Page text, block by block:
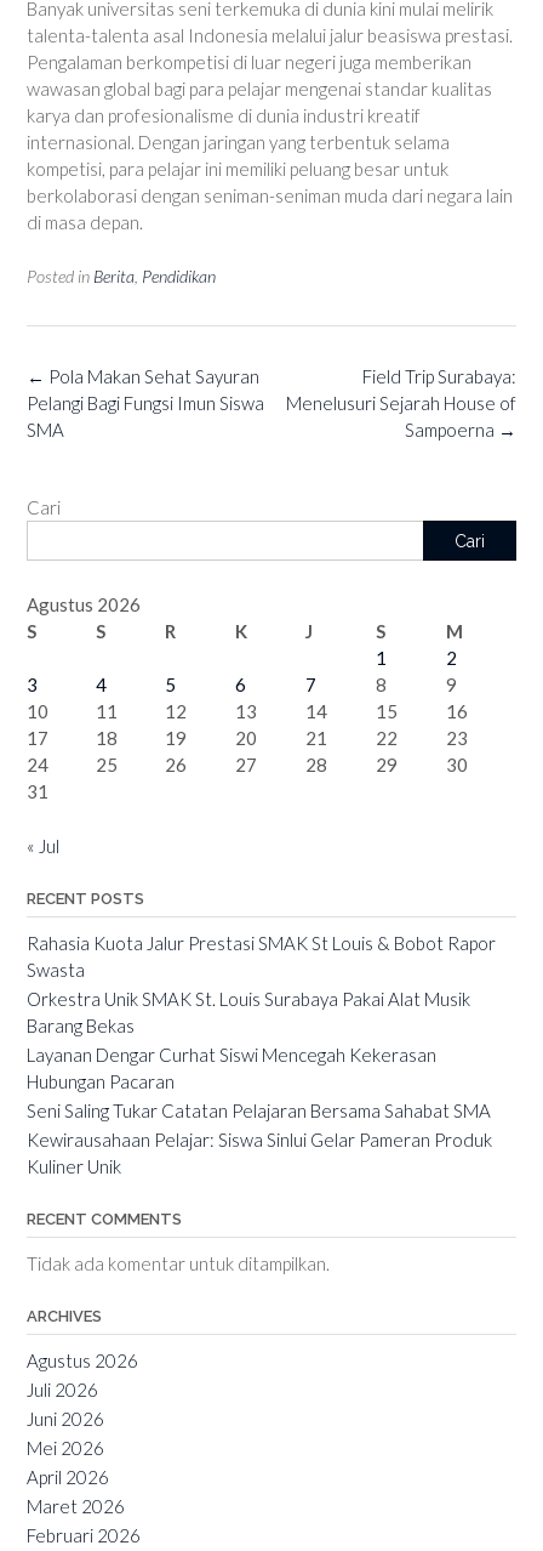
Banyak universitas seni terkemuka di dunia kini mulai melirik
talenta-talenta asal Indonesia melalui jalur beasiswa prestasi.
Pengalaman berkompetisi di luar negeri juga memberikan
wawasan global bagi para pelajar mengenai standar kualitas
karya dan profesionalisme di dunia industri kreatif
internasional. Dengan jaringan yang terbentuk selama
kompetisi, para pelajar ini memiliki peluang besar untuk
berkolaborasi dengan seniman-seniman muda dari negara lain
di masa depan.
Posted in Berita Pendidikan
Post
navigation
Field Trip Surabaya:
Menelusuri Sejarah House of
Sampoerna →
← Pola Makan Sehat Sayuran
Pelangi Bagi Fungsi Imun Siswa
SMA
Cari
Cari
Agustus 2026
S
S R K J S
M
1
2
3
4 5 6 7 8
9
10
11 12 13 14 15
16
17
18 19 20 21 22
23
24
25 26 27 28 29
30
31
« Jul
RECENT POSTS
Rahasia Kuota Jalur Prestasi SMAK St Louis & Bobot Rapor
Swasta
Orkestra Unik SMAK St. Louis Surabaya Pakai Alat Musik
Barang Bekas
Layanan Dengar Curhat Siswi Mencegah Kekerasan
Hubungan Pacaran
Seni Saling Tukar Catatan Pelajaran Bersama Sahabat SMA
Kewirausahaan Pelajar: Siswa Sinlui Gelar Pameran Produk
Kuliner Unik
RECENT COMMENTS
Tidak ada komentar untuk ditampilkan.
ARCHIVES
Agustus 2026
Juli 2026
Juni 2026
Mei 2026
April 2026
Maret 2026
Februari 2026